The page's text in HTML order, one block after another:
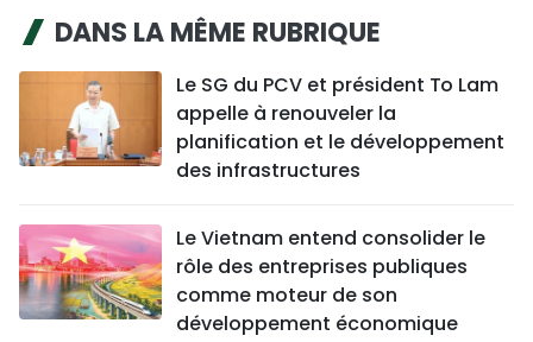
DANS LA MÊME RUBRIQUE
Le SG du PCV et président To Lam
appelle à renouveler la
planification et le développement
des infrastructures
Le Vietnam entend consolider le
rôle des entreprises publiques
comme moteur de son
développement économique